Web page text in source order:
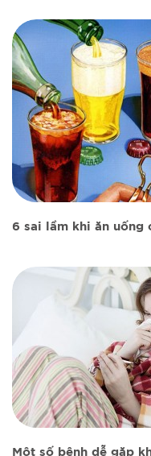
6 sai lầm khi ăn uống
Một số bệnh dễ gặp